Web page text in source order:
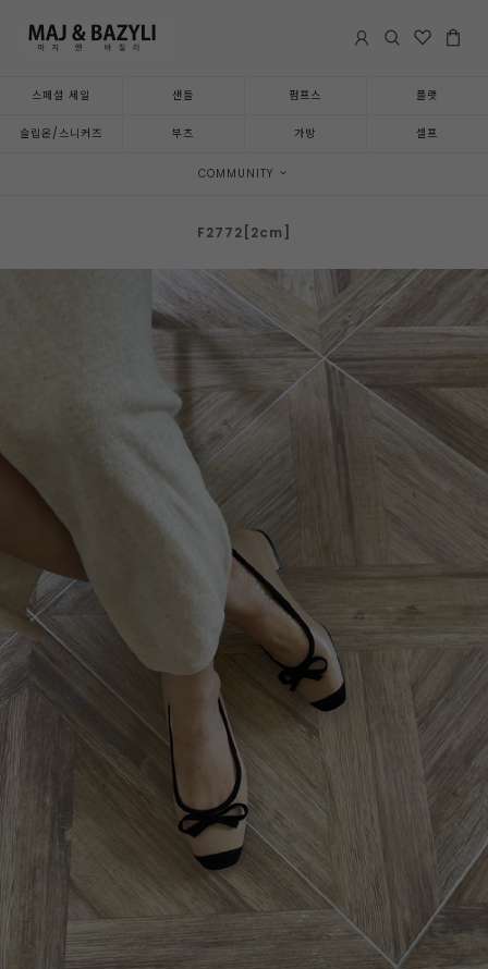
스페셜 세일 샌들 펌프스 플랫
슬립온/스니커즈 부츠 가방 셀프
COMMUNITY
F2772[2cm]